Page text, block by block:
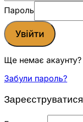
Пароль
Увійти
Ще немає акаунту?
Забули пароль?
Зареєструватися